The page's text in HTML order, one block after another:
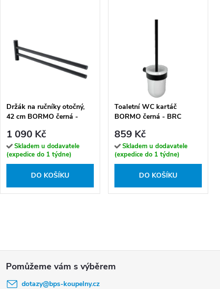
Držák na ručníky otočný,
42 cm BORMO černá -
1 090 Kč
Skladem u dodavatele
(expedice do 1 týdne)
DO KOŠÍKU
Toaletní WC kartáč
BORMO černá - BRC
859 Kč
Skladem u dodavatele
(expedice do 1 týdne)
DO KOŠÍKU
dotazy@bps-koupelny.cz